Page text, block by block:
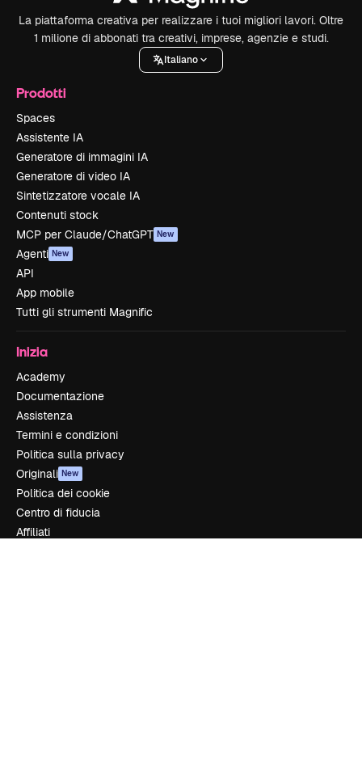
La piattaforma creativa per realizzare i tuoi migliori lavori. Oltre
1 milione di abbonati tra creativi, imprese, agenzie e studi.
Italiano
Prodotti
Spaces
Assistente IA
Generatore di immagini IA
Generatore di video IA
Sintetizzatore vocale IA
Contenuti stock
MCP per Claude/ChatGPT New
Agenti New
API
App mobile
Tutti gli strumenti Magnific
Inizia
Academy
Documentazione
Assistenza
Termini e condizioni
Politica sulla privacy
Originali New
Politica dei cookie
Centro di fiducia
Affiliati